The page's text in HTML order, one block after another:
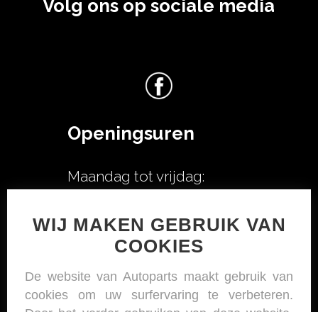
Volg ons op sociale media
Openingsuren
Maandag tot vrijdag:
13u00-18u30
Op zaterdag: 08u00-12u00
Op zondag zijn wij
WIJ MAKEN GEBRUIK VAN
COOKIES
De website van Autoparts maakt gebruik van
cookies om uw surfervaring te verbeteren.